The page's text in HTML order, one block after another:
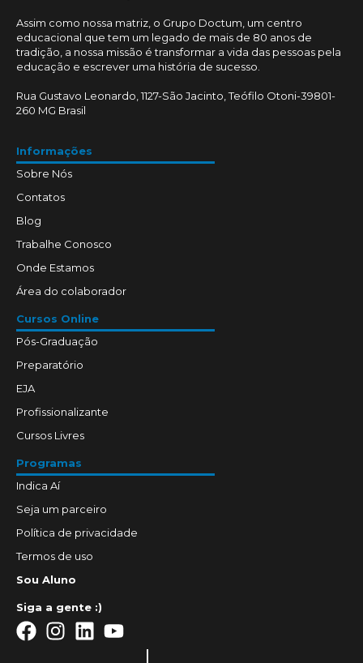
Assim como nossa matriz, o Grupo Doctum, um centro
educacional que tem um legado de mais de 80 anos de
tradição, a nossa missão é transformar a vida das pessoas pela
educação e escrever uma história de sucesso.
Rua Gustavo Leonardo, 1127-São Jacinto, Teófilo Otoni-39801-
260 MG Brasil
Informações
Sobre Nós
Contatos
Blog
Trabalhe Conosco
Onde Estamos
Área do colaborador
Cursos Online
Pós-Graduação
Preparatório
EJA
Profissionalizante
Cursos Livres
Programas
Indica Aí
Seja um parceiro
Política de privacidade
Termos de uso
Sou Aluno
Siga a gente :)